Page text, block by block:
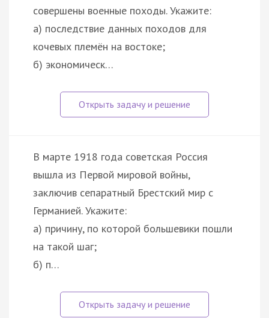
совершены военные походы. Укажите:
а) последствие данных походов для
кочевых племён на востоке;
б) экономическ…
В марте 1918 года советская Россия
вышла из Первой мировой войны,
заключив сепаратный Брестский мир с
Германией. Укажите:
а) причину, по которой большевики пошли
на такой шаг;
б) п…